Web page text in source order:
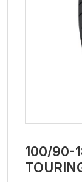
100/90-